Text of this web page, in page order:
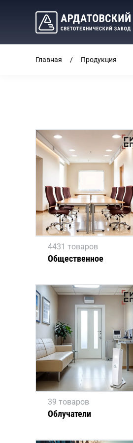
Главная Продукция
4431 товаров
Общественное
39 товаров
Облучатели